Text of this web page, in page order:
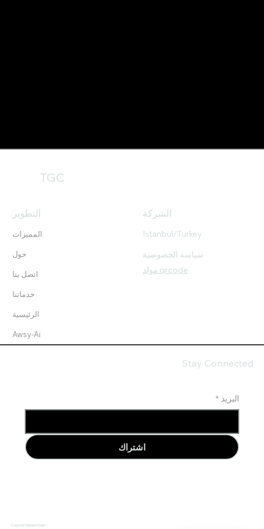
TGC
المميزات
حول
اتصل ينا
خدماتنا
الرئيسية
Awsy-Ai
التطوير الشركة
Istanbul/Turkey
سياسة الخصوصية
مولد qrcode
البريد *
اشتراك
Stay Connected
© 2023 BY TECHGOTCODE™.